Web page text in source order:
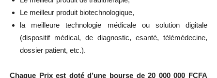
Le meilleur produit biotechnologique,
la meilleure technologie médicale ou solution digitale
(dispositif médical, de diagnostic, esanté, télémédecine,
dossier patient, etc.).
Chaque Prix est doté d’une bourse de 20 000 000 FCFA